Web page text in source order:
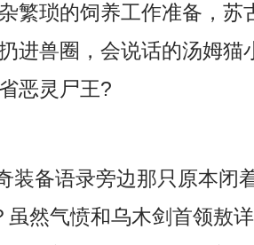
繁琐的饲养工作准备，苏
进兽圈，会说话的汤姆猫
恶灵尸王?
装备语录旁边那只原本闭
虽然气愤和乌木剑首领敖